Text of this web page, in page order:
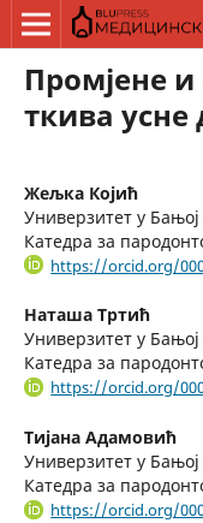
Промјене
ткива
Жељка Којић
Универзитет у
Катедра за
https://orcid.org/
Наташа Тртић
Универзитет у
Катедра за
https://orcid.org/
Тијана Адамовић
Универзитет у
Катедра за
https://orcid.org/